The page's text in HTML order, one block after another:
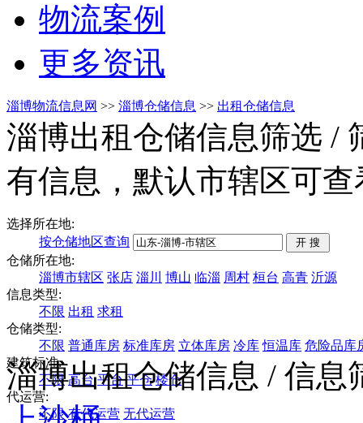
物流案例
更多资讯
淄博物流信息网 >> 淄博仓储信息 >> 出租仓储信息
淄博出租仓储信息筛选 /
有信息，默认市辖区可
选择所在地:
按仓储地区查询
仓储所在地:
淄博市辖区 张店 淄川 博山 临淄 周村 桓台 高青 沂源
信息类型:
不限 出租 求租
仓储类型:
不限 普通库房 标准库房 立体库房 冷库 恒温库 危险品库
建筑标准:
不限 高台 平台 平仓 楼仓
代运营:
不限 有代运营 无代运营
淄博出租仓储信息 / 信息